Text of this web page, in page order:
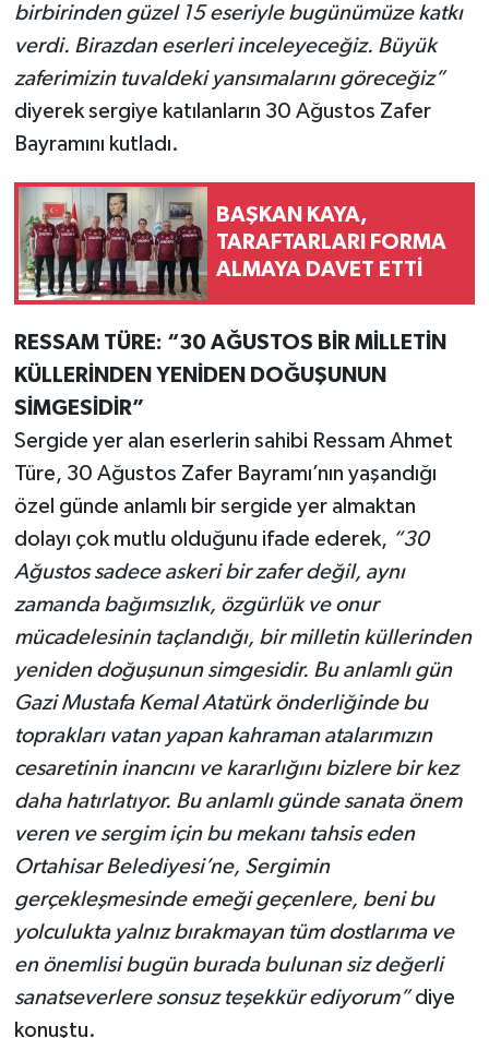
birbirinden güzel 15 eseriyle bugünümüze katkı
verdi. Birazdan eserleri inceleyeceğiz. Büyük
zaferimizin tuvaldeki yansımalarını göreceğiz”
diyerek sergiye katılanların 30 Ağustos Zafer
Bayramını kutladı.
BAŞKAN KAYA,
TARAFTARLARI FORMA
ALMAYA DAVET ETTİ
RESSAM TÜRE: “30 AĞUSTOS BİR MİLLETİN
KÜLLERİNDEN YENİDEN DOĞUŞUNUN
SİMGESİDİR”
Sergide yer alan eserlerin sahibi Ressam Ahmet
Türe, 30 Ağustos Zafer Bayramı’nın yaşandığı
özel günde anlamlı bir sergide yer almaktan
dolayı çok mutlu olduğunu ifade ederek, “30
Ağustos sadece askeri bir zafer değil, aynı
zamanda bağımsızlık, özgürlük ve onur
mücadelesinin taçlandığı, bir milletin küllerinden
yeniden doğuşunun simgesidir. Bu anlamlı gün
Gazi Mustafa Kemal Atatürk önderliğinde bu
toprakları vatan yapan kahraman atalarımızın
cesaretinin inancını ve kararlığını bizlere bir kez
daha hatırlatıyor. Bu anlamlı günde sanata önem
veren ve sergim için bu mekanı tahsis eden
Ortahisar Belediyesi’ne, Sergimin
gerçekleşmesinde emeği geçenlere, beni bu
yolculukta yalnız bırakmayan tüm dostlarıma ve
en önemlisi bugün burada bulunan siz değerli
sanatseverlere sonsuz teşekkür ediyorum”diye
konuştu.